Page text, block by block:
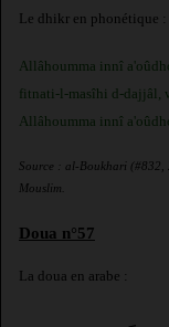
Le dhikr en phonétique :
Allâhoumma innî
fitnati-l-masîhi d-dajjâl,
Allâhoumma innî
Source : al-Boukhari (#832,
Mouslim.
Doua n°57
La doua en arabe :